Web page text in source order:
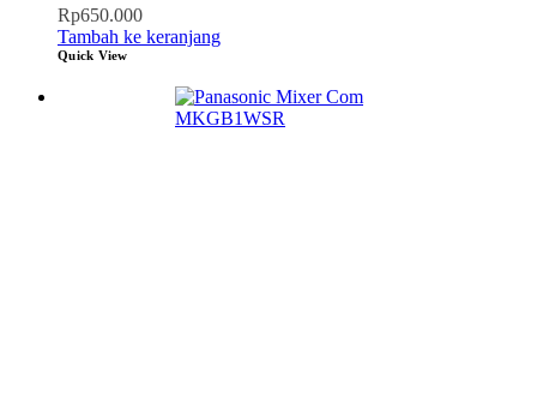
Rp650.000
Tambah ke keranjang
Quick View